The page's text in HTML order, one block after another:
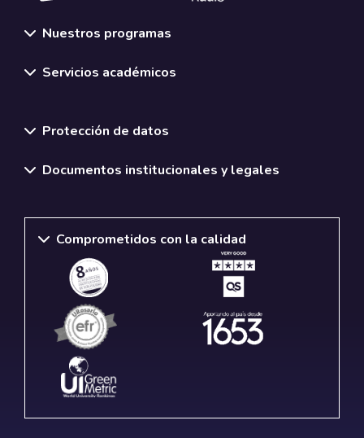
Nuestros programas
Servicios académicos
Protección de datos
Documentos institucionales y legales
Comprometidos con la calidad